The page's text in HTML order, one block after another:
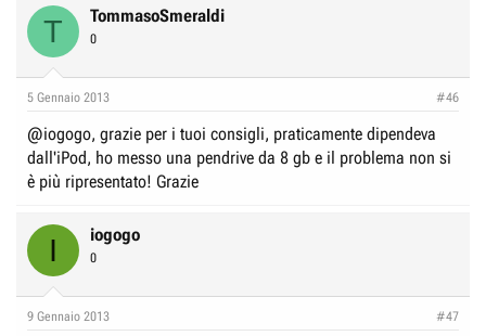
t
e
i
s
c
u
s
i
o
d
z
i
o
T TommasoSmeraldi
0
5 Gennaio 2013 #46
@iogogo, grazie per i tuoi consigli, praticamente dipendeva
dall'iPod, ho messo una pendrive da 8 gb e il problema non si
è più ripresentato! Grazie
I iogogo
0
9 Gennaio 2013 #47